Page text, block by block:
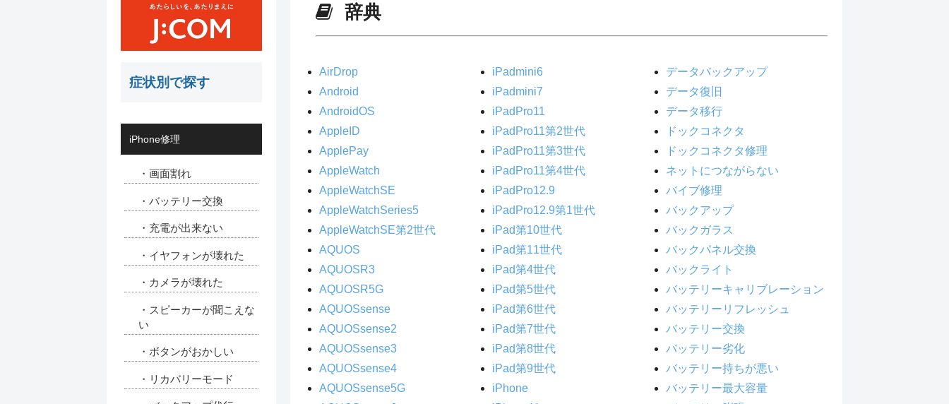
辞典
AirDrop
Android
AndroidOS
AppleID
ApplePay
AppleWatch
AppleWatchSE
AppleWatchSeries5
AppleWatchSE第2世代
AQUOS
AQUOSR3
AQUOSR5G
AQUOSsense
AQUOSsense2
AQUOSsense3
AQUOSsense4
AQUOSsense5G
iPadmini6
iPadmini7
iPadPro11
iPadPro11第2世代
iPadPro11第3世代
iPadPro11第4世代
iPadPro12.9
iPadPro12.9第1世代
iPad第10世代
iPad第11世代
iPad第4世代
iPad第5世代
iPad第6世代
iPad第7世代
iPad第8世代
iPad第9世代
iPhone
データバックアップ
データ復旧
データ移行
ドックコネクタ
ドックコネクタ修理
ネットにつながらない
バイブ修理
バックアップ
バックガラス
バックパネル交換
バックライト
バッテリーキャリブレーション
バッテリーリフレッシュ
バッテリー交換
バッテリー劣化
バッテリー持ちが悪い
バッテリー最大容量
症状別で探す
iPhone修理
・画面割れ
・バッテリー交換
・充電が出来ない
・イヤフォンが壊れた
・カメラが壊れた
・スピーカーが聞こえな
い
・ボタンがおかしい
・リカバリーモード